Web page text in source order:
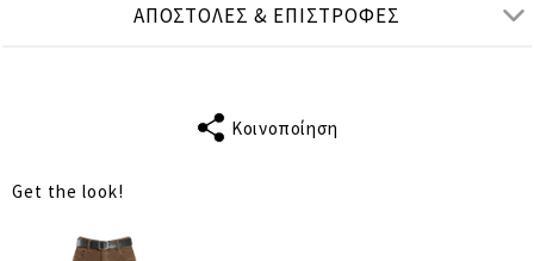
in
ΣΤΗΘΟΣ
ΜΕΣΗ
M-L L-XL
29
ΑΠΟΣΤΟΛΕΣ & ΕΠΙΣΤΡΟΦΕΣ
Κοινοποίηση
Get the look!